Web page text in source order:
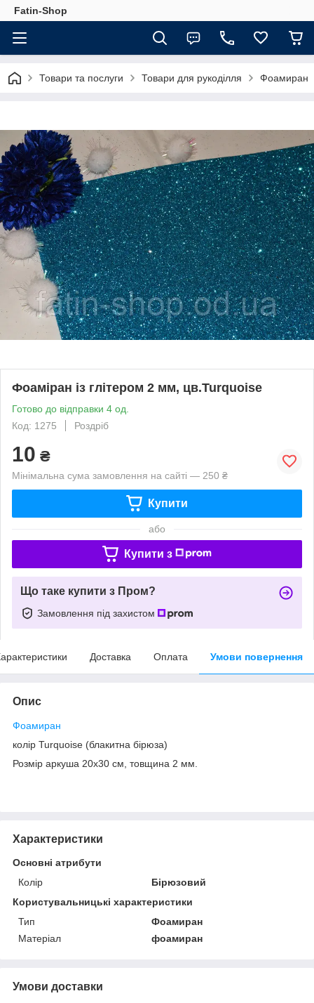
Fatin-Shop
Товари та послуги Товари для рукоділля Фоамиран
Фоаміран із глітером 2 мм, цв.Turquoise
Готово до відправки 4 од.
Код: 1275
Роздріб
10 ₴
Мінімальна сума замовлення на сайті — 250 ₴
Купити
або
Купити з
Що таке купити з Пром?
Замовлення під захистом
Доставка Оплата Умови повернення
Опис
Фоамиран
колір Turquoise (блакитна бірюза)
Розмір аркуша 20х30 см, товщина 2 мм.
Характеристики
Основні атрибути
Колір
Бірюзовий
Користувальницькі характеристики
Тип
Фоамиран
Матеріал
фоамиран
Умови доставки